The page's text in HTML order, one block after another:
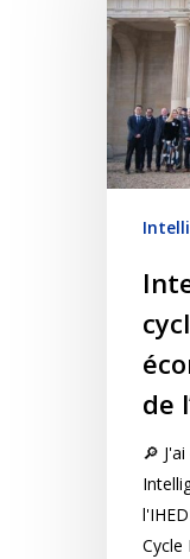
de
🔎
Cycle